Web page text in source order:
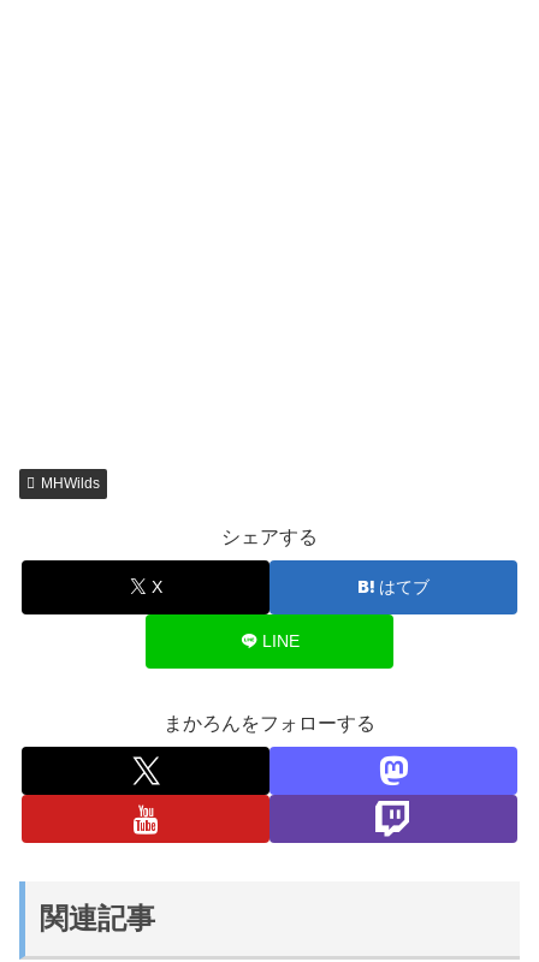
MHWilds
シェアする
X はてブ
LINE
まかろんをフォローする
関連記事